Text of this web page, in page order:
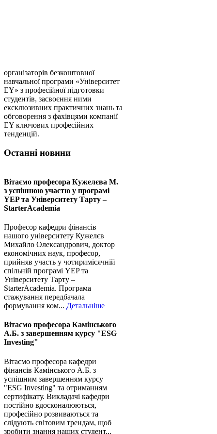
організаторів безкоштовної
навчальної програми «Університет
EY» з професійної підготовки
студентів, засвоєння ними
ексклюзивних практичних знань та
обговорення з фахівцями компанії
EY ключових професійних
тенденцій.
Останні новини
Вітаємо професора Кужелєва М.
з успішною участю у програмі
YEP та Університету Тарту –
StarterAcademia
Професор кафедри фінансів
нашого університету Кужелєв
Михайло Олександрович, доктор
економічних наук, професор,
прийняв участь у чотиримісячній
спільній програмі YEP та
Університету Тарту –
StarterAcademia. Програма
стажування передбачала
формування ком... Детальніше
Вітаємо професора Камінського
А.Б. з завершенням курсу "ESG
Investing"
Вітаємо професора кафедри
фінансів Камінського А.Б. з
успішним завершенням курсу
"ESG Investing" та отриманням
сертифікату. Викладачі кафедри
постійно вдосконалюються,
професійно розвиваються та
слідують світовим трендам, щоб
зробити знання наших студент...